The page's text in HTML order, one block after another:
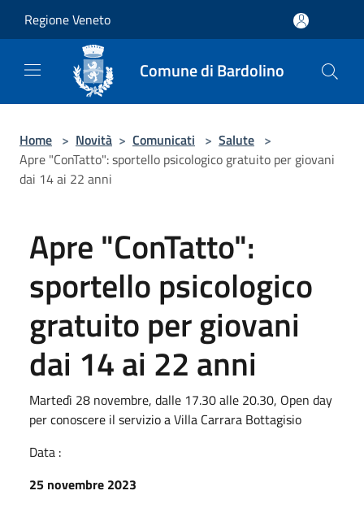
Regione Veneto
Comune di Bardolino
Home > Novità > Comunicati > Salute >
Apre "ConTatto": sportello psicologico gratuito per giovani
dai 14 ai 22 anni
Apre "ConTatto":
sportello psicologico
gratuito per giovani
dai 14 ai 22 anni
Martedì 28 novembre, dalle 17.30 alle 20.30, Open day
per conoscere il servizio a Villa Carrara Bottagisio
Data :
25 novembre 2023